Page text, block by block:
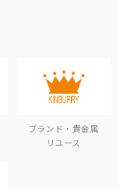
ブランド・貴金属
リユース